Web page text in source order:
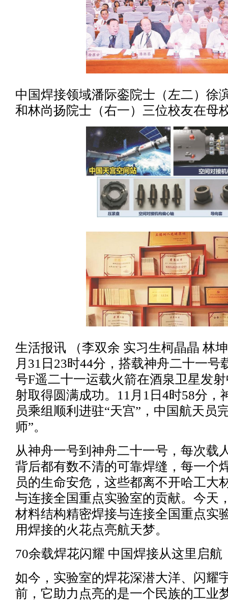
中国焊接领域潘际銮院士（左二）徐
和林尚扬院士（右一）三位校友在母
生活报讯 （李双余 实习生柯晶晶 林
月31日23时44分，搭载神舟二十一号
号F遥二十一运载火箭在酒泉卫星发
射取得圆满成功。11月1日4时58分，
员乘组顺利进驻“天宫”，中国航天员
师”。
从神舟一号到神舟二十一号，每次载
背后都有数不清的可靠焊缝，每一个
员的生命安危，这些都离不开哈工大
与连接全国重点实验室的贡献。今天
材料结构精密焊接与连接全国重点实
用焊接的火花点亮航天梦。
70余载焊花闪耀 中国焊接从这里启航
如今，实验室的焊花深潜大洋、闪耀
前，它助力点亮的是一个民族的工业